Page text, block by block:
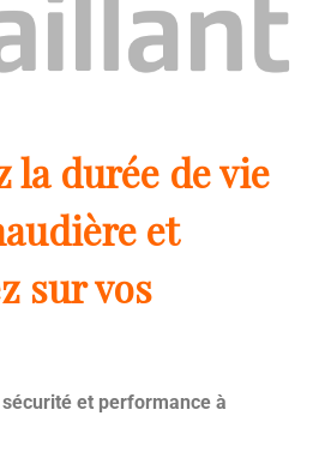
la durée de vie
et
sur vos
et performance à